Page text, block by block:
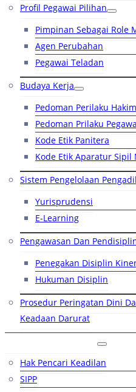
Profil Pegawai Pilihan
Pimpinan Sebagai Role
Agen Perubahan
Pegawai Teladan
Budaya Kerja
Pedoman Perilaku Hakim
Pedoman Prilaku
Kode Etik Panitera
Kode Etik Aparatur Sipil
Sistem Pengelolaan
Yurisprudensi
E-Learning
Pengawasan Dan
Penegakan Disiplin
Hukuman Disiplin
Prosedur Peringatan Dini
Keadaan Darurat
Hak Pencari Keadilan
SIPP